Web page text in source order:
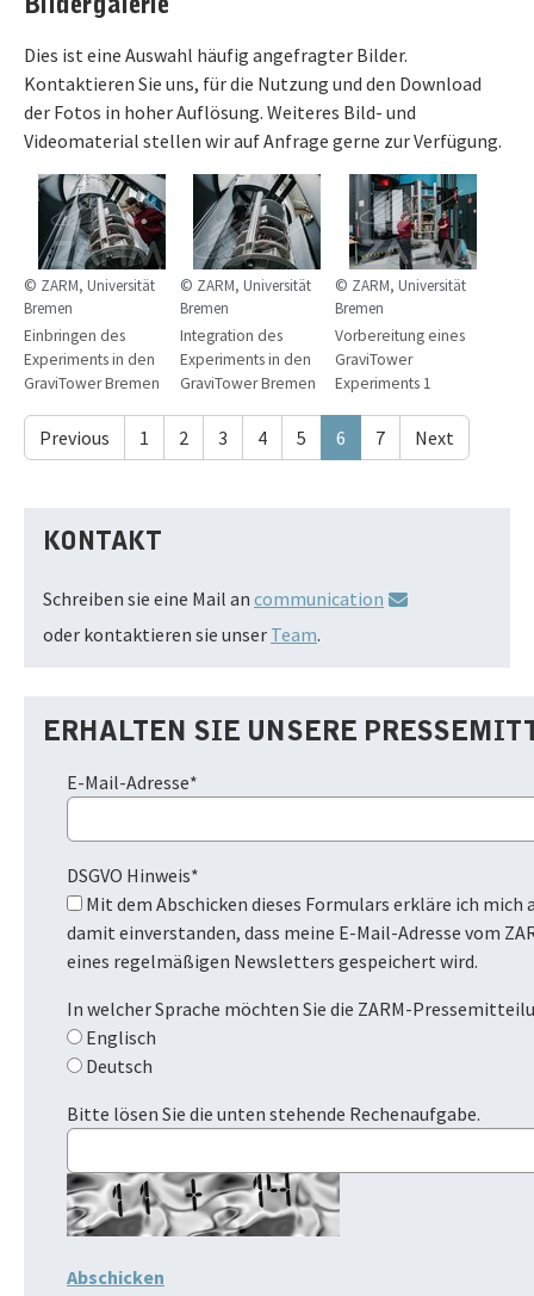
Bildergalerie
Dies ist eine Auswahl häufig angefragter Bilder.
Kontaktieren Sie uns, für die Nutzung und den Download
der Fotos in hoher Auflösung. Weiteres Bild- und
Videomaterial stellen wir auf Anfrage gerne zur Verfügung.
© ZARM, Universität
Bremen
Einbringen des
Experiments in den
GraviTower Bremen
© ZARM, Universität
Bremen
Integration des
Experiments in den
GraviTower Bremen
© ZARM, Universität
Bremen
Vorbereitung eines
GraviTower
Experiments 1
Previous 1 2 3 4 5 6 7 Next
KONTAKT
Schreiben sie eine Mail an communication
oder kontaktieren sie unser Team.
ERHALTEN SIE UNSERE
E-Mail-Adresse*
DSGVO Hinweis*
damit einverstanden, dass meine E-Mail-Adresse vom
eines regelmäßigen Newsletters gespeichert wird.
In welcher Sprache möchten Sie die ZARM-
Englisch
Deutsch
Bitte lösen Sie die unten stehende Rechenaufgabe.